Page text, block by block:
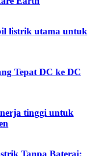
listrik utama untuk
Tepat DC ke DC
tinggi untuk
Tanpa Baterai: